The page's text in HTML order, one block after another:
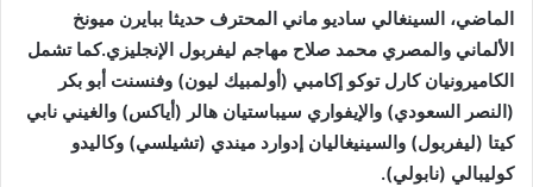
الماضي، السينغالي ساديو ماني المحترف حديثا ببايرن ميونخ
الألماني والمصري محمد صلاح مهاجم ليفربول الإنجليزي.كما تشمل
الكاميرونيان كارل توكو إكامبي (أولمبيك ليون) وفنسنت أبو بكر
(النصر السعودي) والإيفواري سيباستيان هالر (أياكس) والغيني نابي
كيتا (ليفربول) والسينيغاليان إدوارد ميندي (تشيلسي) وكاليدو
كوليبالي (نابولي).